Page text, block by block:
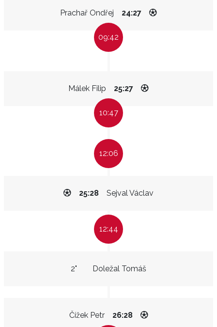
Prachař Ondřej 24:27
09:42
Málek Filip 25:27
10:47
12:06
Sejval Václav
25:28
12:44
Doležal Tomáš
2"
Čížek Petr 26:28